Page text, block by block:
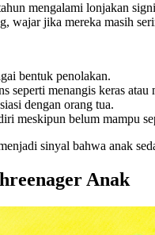
mengalami lonjakan
wajar jika mereka masih
bentuk penolakan.
seperti menangis keras atau
dengan orang tua.
meskipun belum mampu
sinyal bahwa anak
Anak